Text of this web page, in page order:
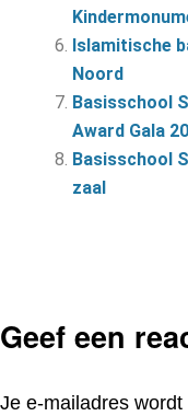
Islamitische
Noord
Basisschool
Award Gala
Basisschool
zaal
Geef een
Je e-mailadres